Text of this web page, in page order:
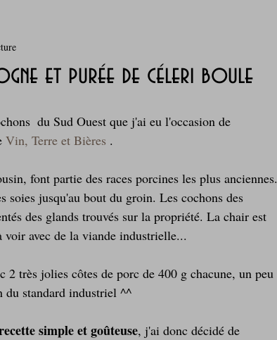
la rentrée !
- Verrines Gâteau d'anniversaire
Healthy, léger, ou végétarien i Love Tomate !
ça nous gagne !
et purée de céleri boule
du Sud Ouest que j'ai eu l'occasion de
Vin, Terre et Bières .
font partie des races porcines les plus anciennes.
soies jusqu'au bout du groin. Les cochons des
des glands trouvés sur la propriété. La chair est
voir avec de la viande industrielle...
très jolies côtes de porc de 400 g chacune, un peu
du standard industriel ^^
simple et goûteuse, j'ai donc décidé de